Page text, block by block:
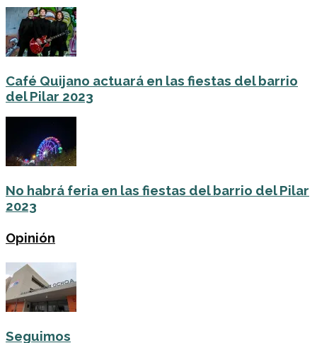
Café Quijano actuará en las fiestas del barrio
del Pilar 2023
No habrá feria en las fiestas del barrio del Pilar
2023
Opinión
Seguimos